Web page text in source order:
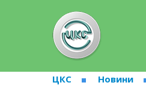
ЦКС Новини